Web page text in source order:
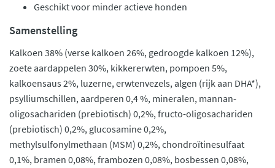
Geschikt voor minder actieve honden
Samenstelling
Kalkoen 38% (verse kalkoen 26%, gedroogde kalkoen 12%),
zoete aardappelen 30%, kikkererwten, pompoen 5%,
kalkoensaus 2%, luzerne, erwtenvezels, algen (rijk aan DHA*),
psylliumschillen, aardperen 0,4 %, mineralen, mannan-
oligosachariden (prebiotisch) 0,2%, fructo-oligosachariden
(prebiotisch) 0,2%, glucosamine 0,2%,
methylsulfonylmethaan (MSM) 0,2%, chondroïtinesulfaat
0,1%, bramen 0,08%, frambozen 0,08%, bosbessen 0,08%,